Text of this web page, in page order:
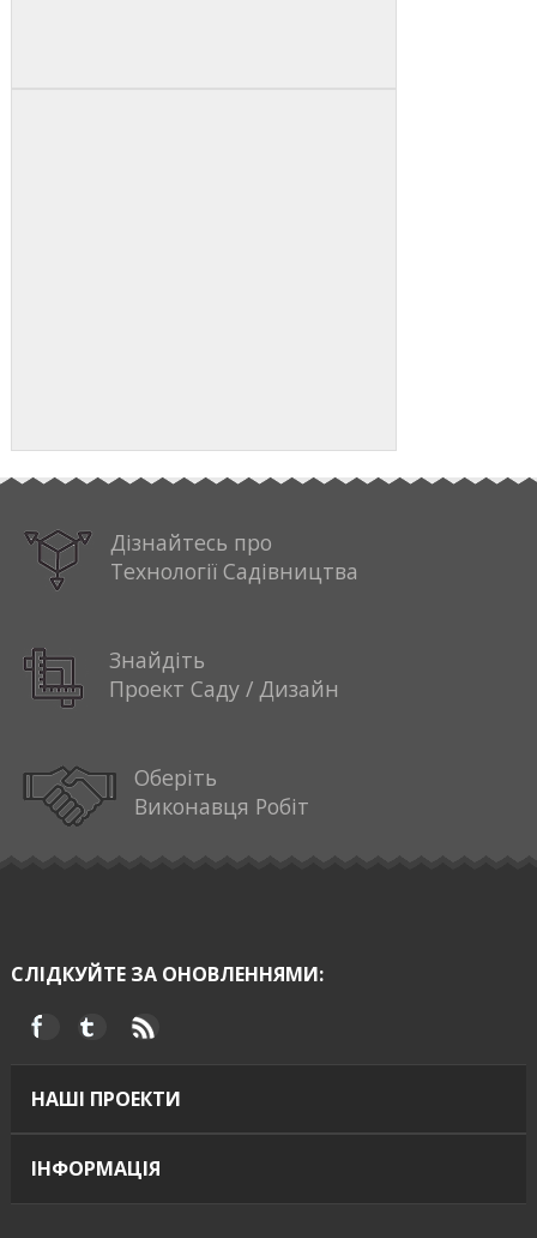
Дізнайтесь про
Технології Садівництва
Знайдіть
Проект Саду / Дизайн
Оберіть
Виконавця Робіт
СЛІДКУЙТЕ ЗА ОНОВЛЕННЯМИ:
НАШІ ПРОЕКТИ
ІНФОРМАЦІЯ